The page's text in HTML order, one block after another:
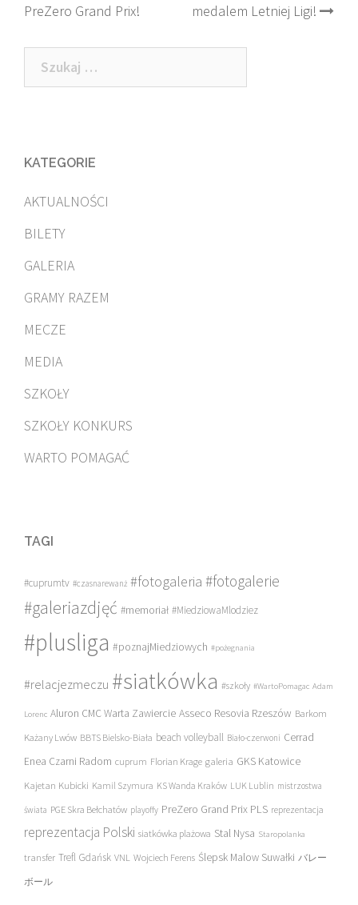
PreZero Grand Prix! medalem Letniej Ligi!
Szukaj:
KATEGORIE
AKTUALNOŚCI
BILETY
GALERIA
GRAMY RAZEM
MECZE
MEDIA
SZKOŁY
SZKOŁY KONKURS
WARTO POMAGAĆ
TAGI
#cuprumtv #czasnarewanż #fotogaleria #fotogalerie
#galeriazdjęć #memoriał #MiedziowaMlodziez
#plusliga #poznajMiedziowych #pożegnania
#relacjezmeczu #siatkówka #szkoły #WartoPomagac Adam
Lorenc Aluron CMC Warta Zawiercie Asseco Resovia Rzeszów Barkom
Każany Lwów BBTS Bielsko-Biała beach volleyball Biało-czerwoni Cerrad
Enea Czarni Radom cuprum Florian Krage galeria GKS Katowice
Kajetan Kubicki Kamil Szymura KS Wanda Kraków LUK Lublin mistrzostwa
świata PGE Skra Bełchatów playoffy PreZero Grand Prix PLS reprezentacja
reprezentacja Polski siatkówka plażowa Stal Nysa Staropolanka
transfer Trefl Gdańsk VNL Wojciech Ferens Ślepsk Malow Suwałki バレー
ボール